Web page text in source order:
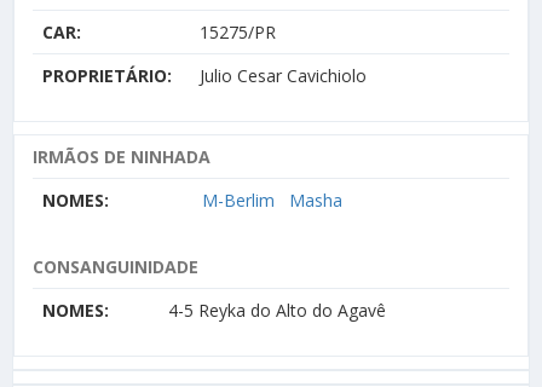
CAR:
15275/PR
PROPRIETÁRIO:
Julio Cesar Cavichiolo
IRMÃOS DE NINHADA
NOMES:
M-Berlim Masha
CONSANGUINIDADE
NOMES:
4-5 Reyka do Alto do Agavê